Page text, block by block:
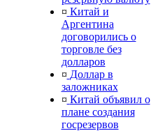
¤ Китай и
Аргентина
договорились о
торговле без
долларов
¤ Доллар в
заложниках
¤ Китай объявил о
плане создания
госрезервов